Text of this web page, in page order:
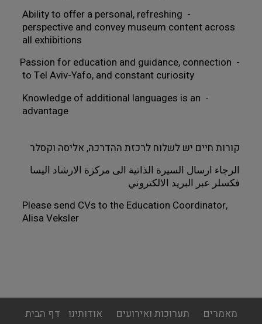
- Ability to offer a personal, refreshing
perspective and convey museum content across
all exhibitions
- Passion for education and guidance, connection
to Tel Aviv-Yafo, and constant curiosity
- Knowledge of additional languages is an
advantage
קורות חיים יש לשלוח לרכזת ההדרכה, אליסה וקסלר
فكسلر عبر البريد الالكتروني
Please send CVs to the Education Coordinator,
Alisa Veksler
footer
דף הבית אודותינו תערוכות ואירועים
מאמרים